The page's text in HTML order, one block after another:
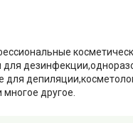
для
для
другое.